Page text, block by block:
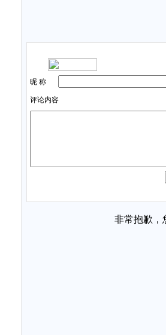
昵 称
评论内容